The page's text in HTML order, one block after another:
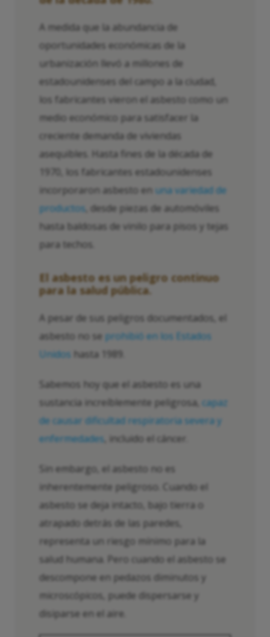
A medida que la abundancia de
oportunidades económicas de la
urbanización llevó a millones de
estadounidenses del campo a la ciudad,
los fabricantes vieron el asbesto como un
medio económico para satisfacer la
creciente demanda de viviendas
asequibles. Hasta fines de la década de
1970, los fabricantes estadounidenses
incorporaron asbesto en una variedad de
productos , desde piezas de automóviles
hasta baldosas de vinilo para pisos y tejas
para techos.
El asbesto es un peligro continuo
para la salud pública.
A pesar de sus peligros documentados, el
asbesto no se prohibió en los Estados
Unidos hasta 1989.
Sabemos hoy que el asbesto es una
sustancia increíblemente peligrosa, capaz
de causar dificultad respiratoria severa y
enfermedades , incluido el cáncer.
Sin embargo, el asbesto no es
inherentemente peligroso. Cuando el
asbesto se deja intacto, bajo tierra o
atrapado detrás de las paredes,
representa un riesgo mínimo para la
salud humana. Pero cuando el asbesto se
descompone en pedazos diminutos y
microscópicos, puede dispersarse y
disiparse en el aire.